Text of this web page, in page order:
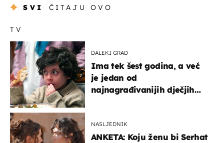
SVI ČITAJU OVO
TV
DALEKI GRAD
Ima tek šest godina, a već
je jedan od
najnagrađivanijih dječjih
NASLJEDNIK
ANKETA: Koju ženu bi Serhat